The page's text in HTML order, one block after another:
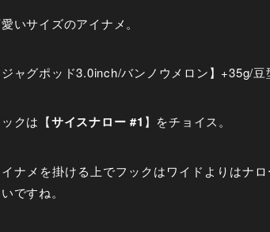
いサイズのアイナメ。
ジャグポッド3.0inch/バンノウメロン】+35g/豆
クは【サイスナロー #1 】をチョイス。
ナメを掛ける上でフックはワイドよりはナ
ですね。